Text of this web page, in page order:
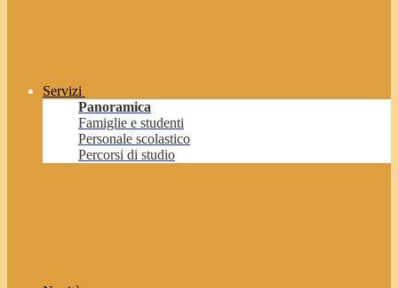
Servizi
Panoramica
Famiglie e studenti
Personale scolastico
Percorsi di studio